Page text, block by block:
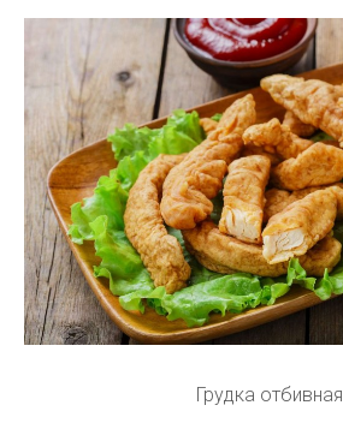
Грудка отбивная